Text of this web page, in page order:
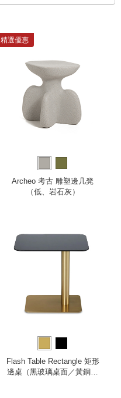
精選優惠
Archeo 考古 雕塑邊几凳
（低、岩石灰）
Flash Table Rectangle 矩形
邊桌（黑玻璃桌面／黃銅桌